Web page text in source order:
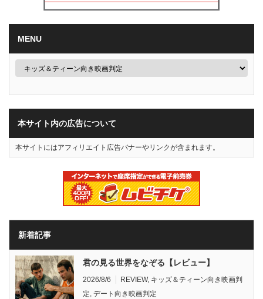
MENU
本サイト内の広告について
本サイトにはアフィリエイト広告バナーやリンクが含まれます。
新着記事
君の見る世界をなぞる【レビュー】
2026/8/6 REVIEW, キッズ＆ティーン向き映画判
定, デート向き映画判定